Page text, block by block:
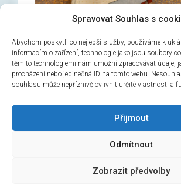
Spravovat Souhlas s
Abychom poskytli co nejlepší služby, používáme k
informacím o zařízení, technologie jako jsou soubory
těmito technologiemi nám umožní zpracovávat údaje,
procházení nebo jedinečná ID na tomto webu.
souhlasu může nepříznivě ovlivnit určité vlastnosti a
Přijmout
Odmítnout
Zobrazit předvolby
Třílůžkový pokoj
→Rezervovat
© 2026 Hotel Černý slon, design &